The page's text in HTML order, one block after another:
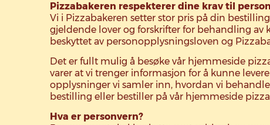
Pizzabakeren respekterer dine krav til
Vi i Pizzabakeren setter stor pris på din
gjeldende lover og forskrifter for behandling av
beskyttet av personopplysningsloven og
Det er fullt mulig å besøke vår hjemmeside
varer at vi trenger informasjon for å kunne
opplysninger vi samler inn, hvordan vi
bestilling eller bestiller på vår hjemmeside
Hva er personvern?